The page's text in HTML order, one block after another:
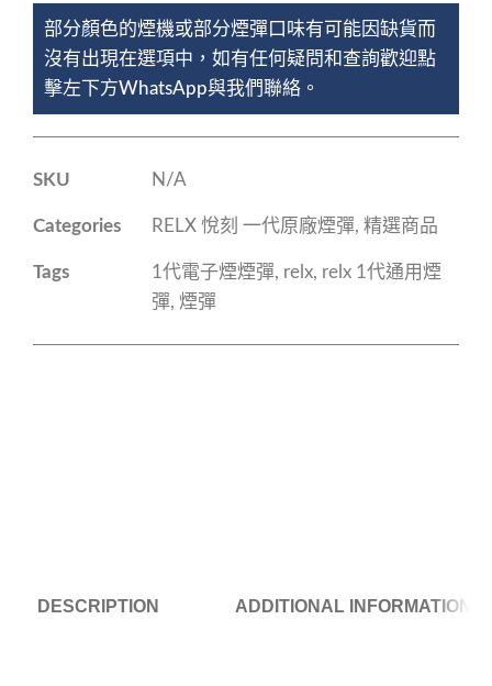
部分顏色的煙機或部分煙彈口味有可能因缺貨而
沒有出現在選項中，如有任何疑問和查詢歡迎點
擊左下方WhatsApp與我們聯絡。
SKU N/A
Categories RELX 悅刻 一代原廠煙彈, 精選商品
Tags 1代電子煙煙彈, relx, relx 1代通用煙
彈, 煙彈
DESCRIPTION ADDITIONAL INFORMATION